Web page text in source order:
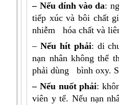
– Nếu dính vào da:
tiếp xúc và bôi chất
nhiễm hóa chất và
–Nếu hít phải: di
nạn nhân không thể
phải dùng bình oxy.
– Nếu nuốt phải:
viên y tế. Nếu nạn